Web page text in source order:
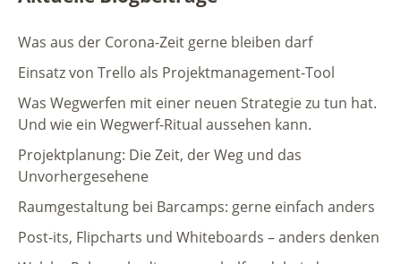
Was aus der Corona-Zeit gerne bleiben darf
Einsatz von Trello als Projektmanagement-Tool
Was Wegwerfen mit einer neuen Strategie zu tun hat.
Und wie ein Wegwerf-Ritual aussehen kann.
Projektplanung: Die Zeit, der Weg und das
Unvorhergesehene
Raumgestaltung bei Barcamps: gerne einfach anders
Post-its, Flipcharts und Whiteboards – anders denken